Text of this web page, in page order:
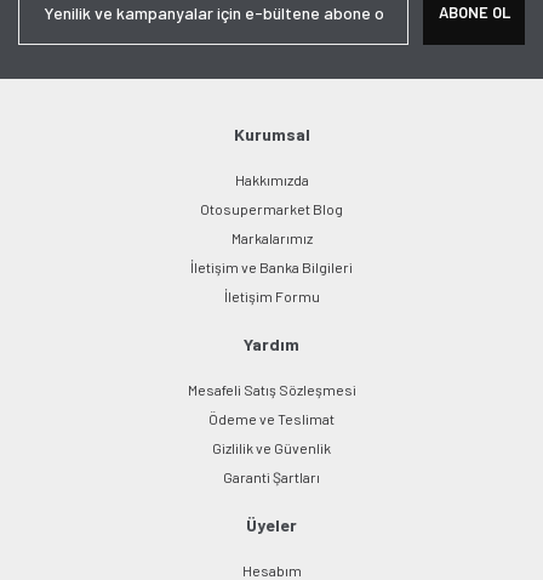
Ürün açıklamasında eksik bilgiler bulunuyor.
Bu ürüne benzer farklı alternatifler olmalı.
Gönder
ABONE OL
Kurumsal
Hakkımızda
Otosupermarket Blog
Markalarımız
İletişim ve Banka Bilgileri
İletişim Formu
Yardım
Mesafeli Satış Sözleşmesi
Ödeme ve Teslimat
Gizlilik ve Güvenlik
Garanti Şartları
Üyeler
Hesabım